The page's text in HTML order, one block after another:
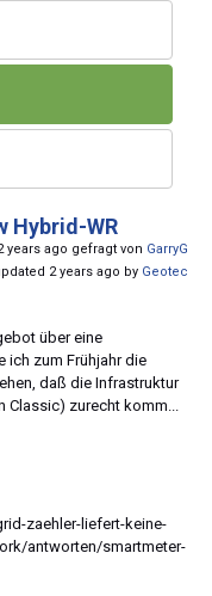
Hybrid-WR
years ago gefragt von GarryG
2 years ago by Geotec
über eine
ich zum Frühjahr die
daß die Infrastruktur
Classic) zurecht komm...
zaehler-liefert-keine-
antworten/smartmeter-